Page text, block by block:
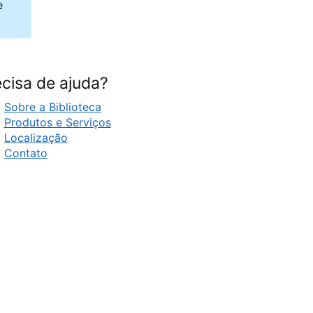
de ajuda?
Sobre a Biblioteca
Produtos e Serviços
Localização
Contato